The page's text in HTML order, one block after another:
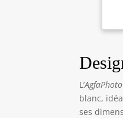
L’
blanc,
ses